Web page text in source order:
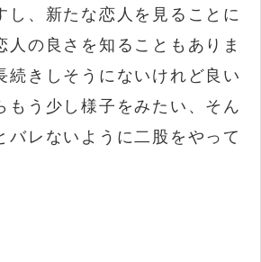
し、新たな恋人を見ることに
人の良さを知ることもありま
続きしそうにないけれど良い
もう少し様子をみたい、そん
バレないように二股をやって